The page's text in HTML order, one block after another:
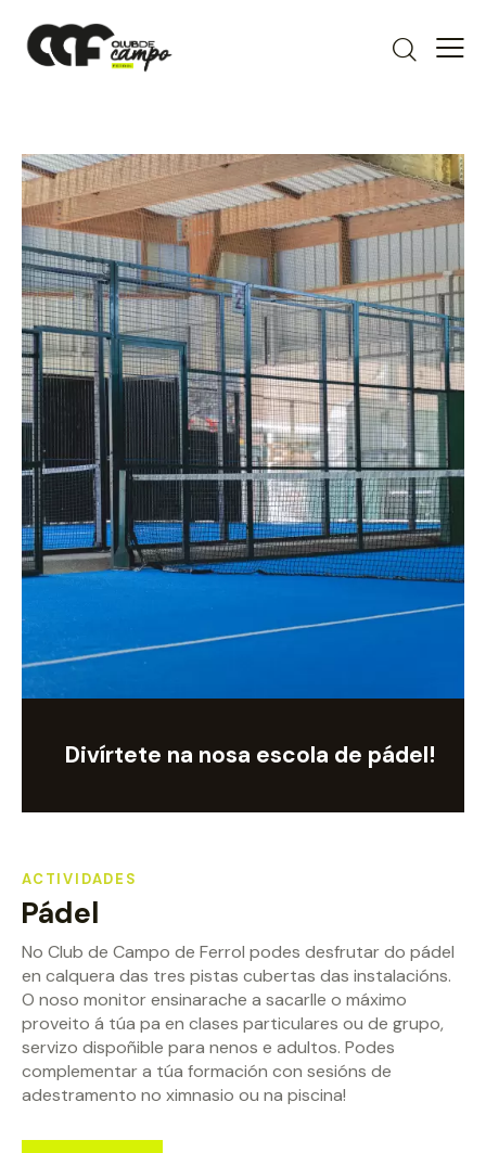
Divírtete na nosa escola de pádel!
ACTIVIDADES
Pádel
No Club de Campo de Ferrol podes desfrutar do pádel
en calquera das tres pistas cubertas das instalacións.
O noso monitor ensinarache a sacarlle o máximo
proveito á túa pa en clases particulares ou de grupo,
servizo dispoñible para nenos e adultos. Podes
complementar a túa formación con sesións de
adestramento no ximnasio ou na piscina!